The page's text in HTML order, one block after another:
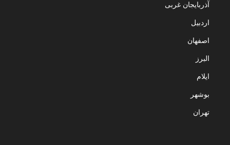
آذربایجان غربی
اردبیل
اصفهان
البرز
ایلام
بوشهر
تهران